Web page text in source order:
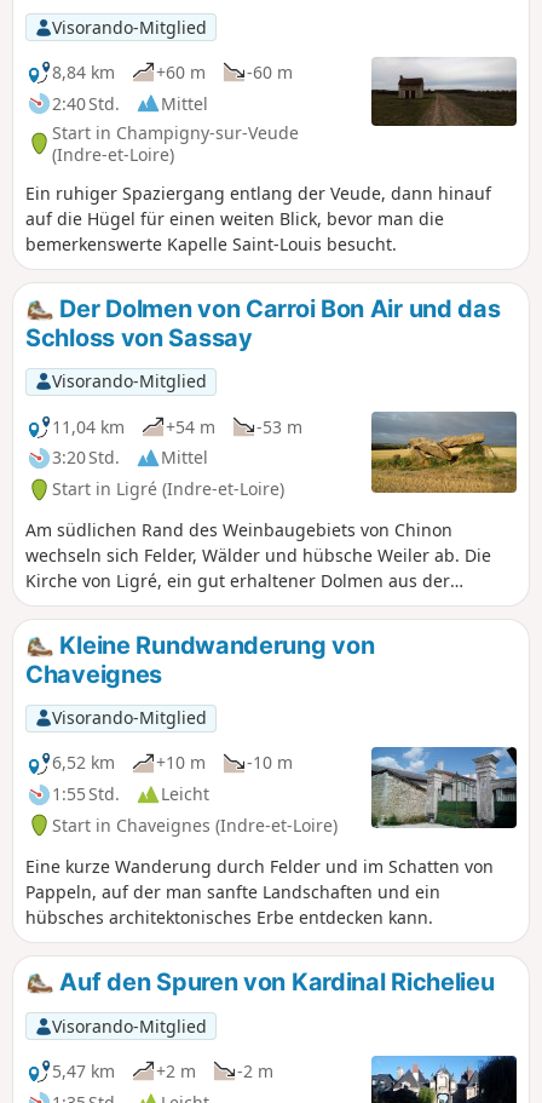
Visorando-Mitglied
8,84 km
+60 m
-60 m
2:40 Std.
Mittel
Start in Champigny-sur-Veude
(Indre-et-Loire)
Ein ruhiger Spaziergang entlang der Veude, dann hinauf
auf die Hügel für einen weiten Blick, bevor man die
bemerkenswerte Kapelle Saint-Louis besucht.
Der Dolmen von Carroi Bon Air und das
Schloss von Sassay
Visorando-Mitglied
11,04 km
+54 m
-53 m
3:20 Std.
Mittel
Start in Ligré (Indre-et-Loire)
Am südlichen Rand des Weinbaugebiets von Chinon
wechseln sich Felder, Wälder und hübsche Weiler ab. Die
Kirche von Ligré, ein gut erhaltener Dolmen aus der
Jungsteinzeit und ein Renaissance-Schloss verleihen dieser
Wanderung einen herrlichen historischen Touch.
Kleine Rundwanderung von
Chaveignes
Visorando-Mitglied
6,52 km
+10 m
-10 m
1:55 Std.
Leicht
Start in Chaveignes (Indre-et-Loire)
Eine kurze Wanderung durch Felder und im Schatten von
Pappeln, auf der man sanfte Landschaften und ein
hübsches architektonisches Erbe entdecken kann.
Auf den Spuren von Kardinal Richelieu
Visorando-Mitglied
5,47 km
+2 m
-2 m